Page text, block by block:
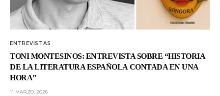
ENTREVISTAS
TONI MONTESINOS: ENTREVISTA SOBRE “HISTORIA
DE LA LITERATURA ESPAÑOLA CONTADA EN UNA
HORA”
11 MARZO, 2026